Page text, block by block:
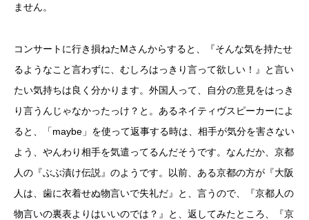
ません。
コンサートに行き損ねたMさんからすると、『そんな気を持たせ
るようなこと言わずに、むしろはっきり言って欲しい！』と言い
たい気持ちは良く分かります。外国人って、自分の意見をはっき
り言うんじゃなかったっけ？と。あるネイティヴスピーカーによ
ると、「maybe」を使って返事する時は、相手が気分を害さない
よう、やんわり相手を気遣ってるんだそうです。なんだか、京都
人の『ぶぶ漬け伝説』のようです。以前、ある京都の方が『大阪
人は、歯に衣着せぬ物言いで失礼だ』と、言うので、『京都人の
物言いの裏表よりはいいのでは？』と、返してみたところ、『京